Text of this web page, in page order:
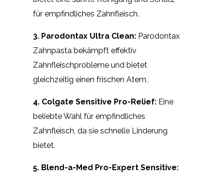
für empfindliches Zahnfleisch.
3. Parodontax Ultra Clean: Parodontax
Zahnpasta bekämpft effektiv
Zahnfleischprobleme und bietet
gleichzeitig einen frischen Atem.
4. Colgate Sensitive Pro-Relief: Eine
beliebte Wahl für empfindliches
Zahnfleisch, da sie schnelle Linderung
bietet.
5. Blend-a-Med Pro-Expert Sensitive: